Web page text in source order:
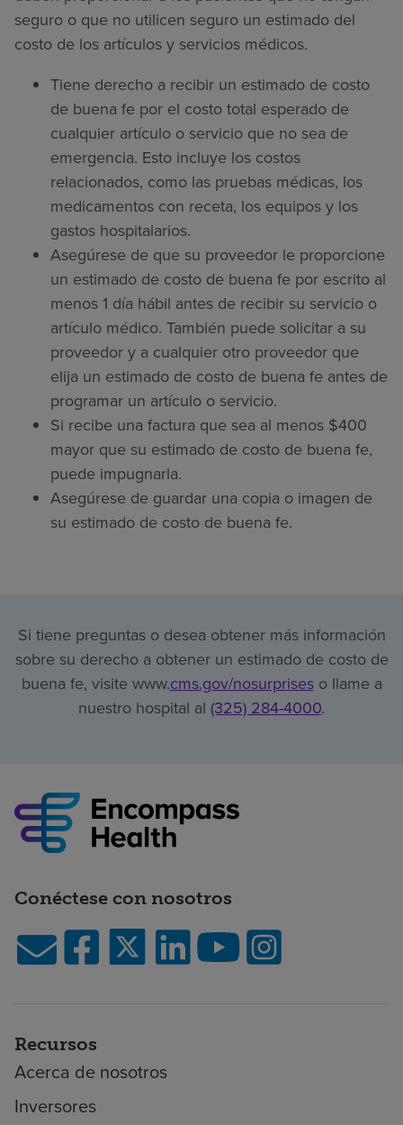
seguro o que no utilicen seguro un estimado del
costo de los artículos y servicios médicos.
Tiene derecho a recibir un estimado de costo
de buena fe por el costo total esperado de
cualquier artículo o servicio que no sea de
emergencia. Esto incluye los costos
relacionados, como las pruebas médicas, los
medicamentos con receta, los equipos y los
gastos hospitalarios.
Asegúrese de que su proveedor le proporcione
un estimado de costo de buena fe por escrito al
menos 1 día hábil antes de recibir su servicio o
artículo médico. También puede solicitar a su
proveedor y a cualquier otro proveedor que
elija un estimado de costo de buena fe antes de
programar un artículo o servicio.
Si recibe una factura que sea al menos $400
mayor que su estimado de costo de buena fe,
puede impugnarla.
Asegúrese de guardar una copia o imagen de
su estimado de costo de buena fe.
Si tiene preguntas o desea obtener más información
sobre su derecho a obtener un estimado de costo de
buena fe, visite www.cms.gov/nosurpriseso llame a
nuestro hospital al (325) 284-4000.
Conéctese con nosotros
Recursos
Acerca de nosotros
Inversores